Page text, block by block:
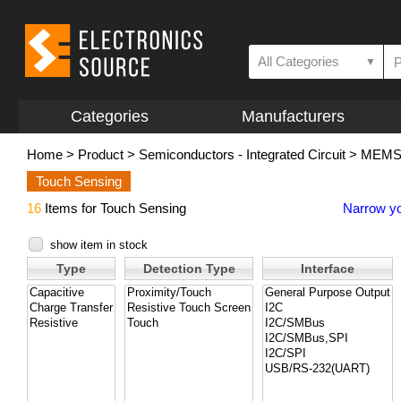
All Categories ▼
Categories Manufacturers
Home > Product > Semiconductors - Integrated Circuit >
Touch Sensing
16 Items for Touch Sensing Narrow
show item in stock
Type Detection Type Interface